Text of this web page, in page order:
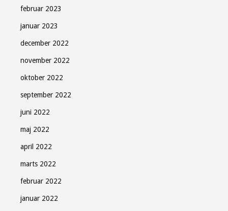
februar 2023
januar 2023
december 2022
november 2022
oktober 2022
september 2022
juni 2022
maj 2022
april 2022
marts 2022
februar 2022
januar 2022